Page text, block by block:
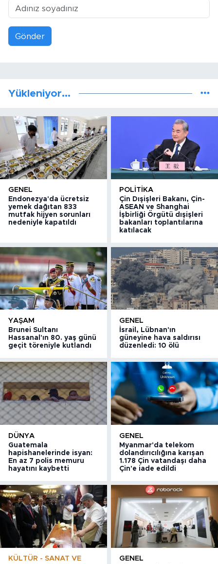
Gönder
Yükleniyor...
GENEL
Endonezya'da ücretsiz
yemek dağıtan 833
mutfak hijyen sorunları
nedeniyle kapatıldı
POLITIKA
Çin Dışişleri Bakanı, Çin-
ASEAN ve Shanghai
İşbirliği Örgütü dışişleri
bakanları toplantılarına
katılacak
YAŞAM
Brunei Sultanı
Hassanal'ın 80. yaş günü
geçit töreniyle kutlandı
GENEL
İsrail, Lübnan'ın
güneyine hava saldırısı
düzenledi: 10 ölü
DÜNYA
Guatemala
hapishanelerinde isyan:
En az 7 polis memuru
hayatını kaybetti
GENEL
Myanmar'da telekom
dolandırıcılığına karışan
1.178 Çin vatandaşı daha
Çin'e iade edildi
KÜLTÜR - SANAT VE
GENEL